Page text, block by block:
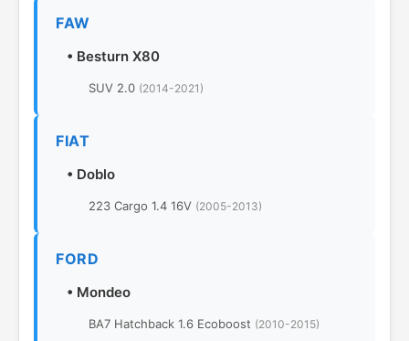
FAW
• Besturn X80
SUV 2.0 (2014-2021)
FIAT
• Doblo
223 Cargo 1.4 16V (2005-2013)
FORD
• Mondeo
BA7 Hatchback 1.6 Ecoboost (2010-2015)